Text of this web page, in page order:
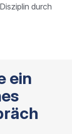
durch
ein